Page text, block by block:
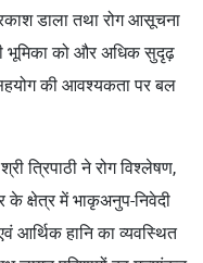
डाला तथा रोग आसूचना
भूमिका को और अधिक सुदृढ़
की आवश्यकता पर बल
त्रिपाठी ने रोग विश्लेषण,
के क्षेत्र में भाकृअनुप-निवेदी
आर्थिक हानि का व्यवस्थित